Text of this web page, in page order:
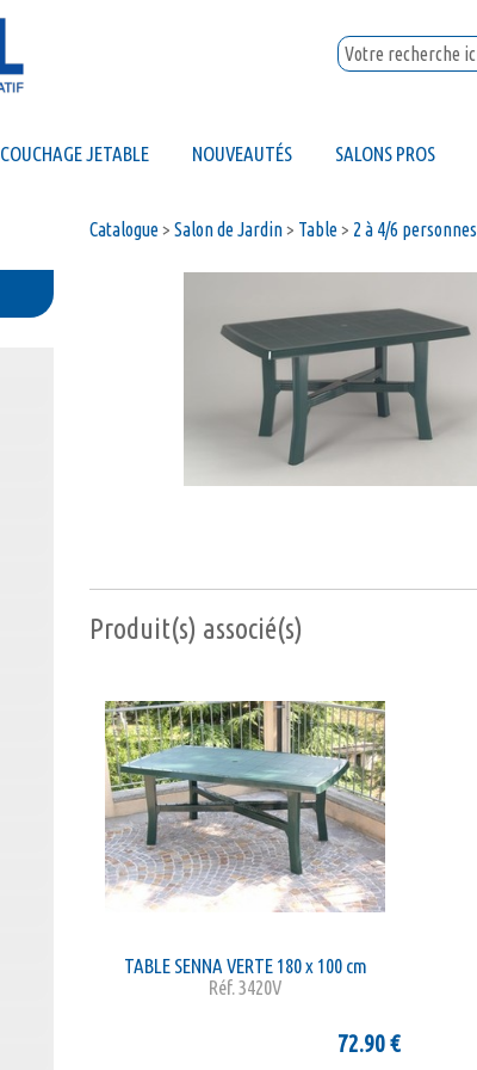
COUCHAGE JETABLE NOUVEAUTÉS SALONS PROS
Catalogue> Salon de Jardin> Table> 2 à 4/6 personnes
Produit(s) associé(s)
TABLE SENNA VERTE 180 x 100 cm
Réf.3420V
72.90€